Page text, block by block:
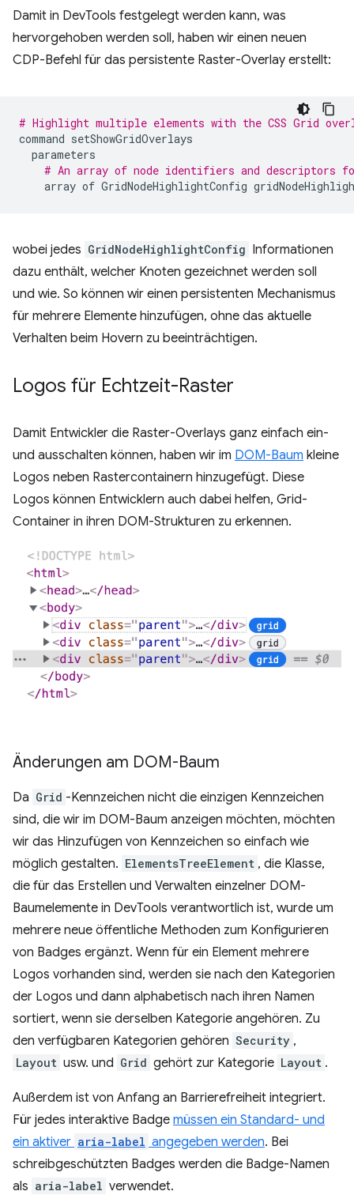
Damit in DevTools festgelegt werden kann, was
hervorgehoben werden soll, haben wir einen neuen
CDP-Befehl für das persistente Raster-Overlay erstellt:
# Highlight multiple elements with the CSS Grid
command setShowGridOverlays
parameters
# An array of node identifiers and descriptors
array of GridNodeHighlightConfig
wobei jedes GridNodeHighlightConfig Informationen
dazu enthält, welcher Knoten gezeichnet werden soll
und wie. So können wir einen persistenten Mechanismus
für mehrere Elemente hinzufügen, ohne das aktuelle
Verhalten beim Hovern zu beeinträchtigen.
Logos für Echtzeit-Raster
Damit Entwickler die Raster-Overlays ganz einfach ein-
und ausschalten können, haben wir im DOM-Baum kleine
Logos neben Rastercontainern hinzugefügt. Diese
Logos können Entwicklern auch dabei helfen, Grid-
Container in ihren DOM-Strukturen zu erkennen.
Änderungen am DOM-Baum
Da Grid -Kennzeichen nicht die einzigen Kennzeichen
sind, die wir im DOM-Baum anzeigen möchten, möchten
wir das Hinzufügen von Kennzeichen so einfach wie
möglich gestalten. ElementsTreeElement , die Klasse,
die für das Erstellen und Verwalten einzelner DOM-
Baumelemente in DevTools verantwortlich ist, wurde um
mehrere neue öffentliche Methoden zum Konfigurieren
von Badges ergänzt. Wenn für ein Element mehrere
Logos vorhanden sind, werden sie nach den Kategorien
der Logos und dann alphabetisch nach ihren Namen
sortiert, wenn sie derselben Kategorie angehören. Zu
den verfügbaren Kategorien gehören Security ,
Layout usw. und Grid gehört zur Kategorie Layout .
Außerdem ist von Anfang an Barrierefreiheit integriert.
Für jedes interaktive Badge müssen ein Standard- und
ein aktiver aria-label angegeben werden. Bei
schreibgeschützten Badges werden die Badge-Namen
als aria-label verwendet.